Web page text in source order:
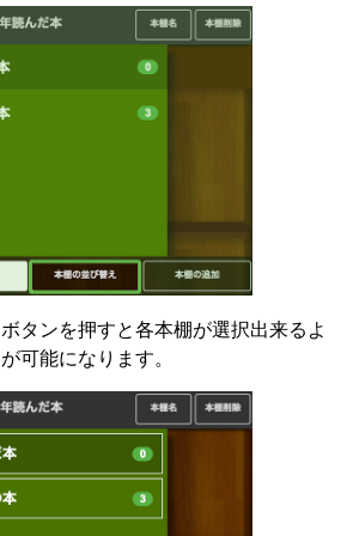
タンを押すと各本棚が選択出来るよ
可能になります。